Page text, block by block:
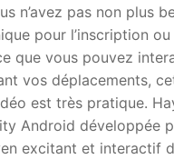
n’avez pas non plus
pour l’inscription ou
que vous pouvez
vos déplacements,
est très pratique.
Android développée
excitant et interactif